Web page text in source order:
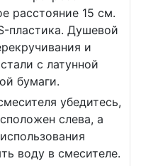
расстояние 15 см.
пластика. Душевой
и
с латунной
бумаги.
убедитесь,
слева, а
воду в смесителе.